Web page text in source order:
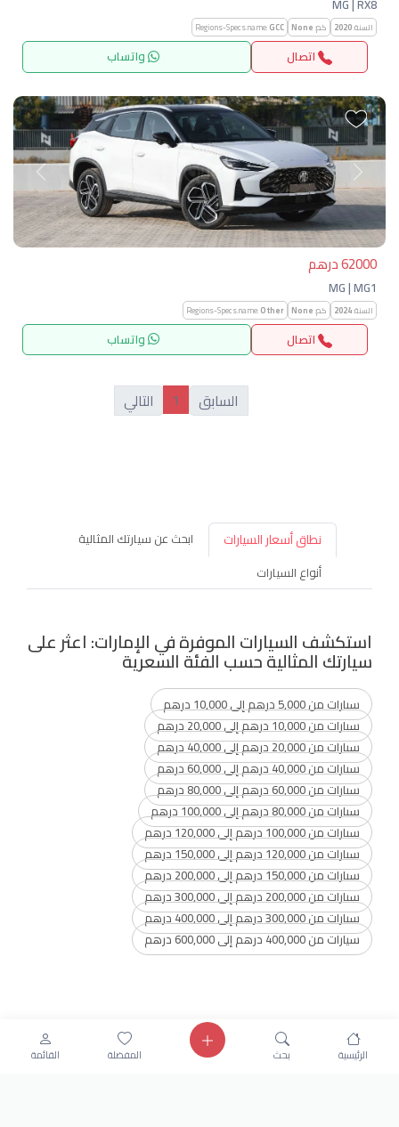
MG | RX8
السنة:2020 كم:None
Regions-Specs.name:GCC
اتصال واتساب
السابق التالي
62000 درهم
MG | MG1
السنة:2024 كم:None
Regions-Specs.name:Other
اتصال واتساب
السابق 1 التالي
نطاق أسعار السيارات
ابحث عن سيارتك المثالية
أنواع السيارات
استكشف السيارات الموفرة في الإمارات: اعثر على
سيارتك المثالية حسب الفئة السعرية
سيارات من 5,000 درهم إلى 10,000 درهم
سيارات من 10,000 درهم إلى 20,000 درهم
سيارات من 20,000 درهم إلى 40,000 درهم
سيارات من 40,000 درهم إلى 60,000 درهم
سيارات من 60,000 درهم إلى 80,000 درهم
سيارات من 80,000 درهم إلى 100,000 درهم
سيارات من 100,000 درهم إلى 120,000 درهم
سيارات من 120,000 درهم إلى 150,000 درهم
سيارات من 150,000 درهم إلى 200,000 درهم
سيارات من 200,000 درهم إلى 300,000 درهم
سيارات من 300,000 درهم إلى 400,000 درهم
سيارات من 400,000 درهم إلى 600,000 درهم
Get our latest news الرئيسية بحث المفضلة القائمة